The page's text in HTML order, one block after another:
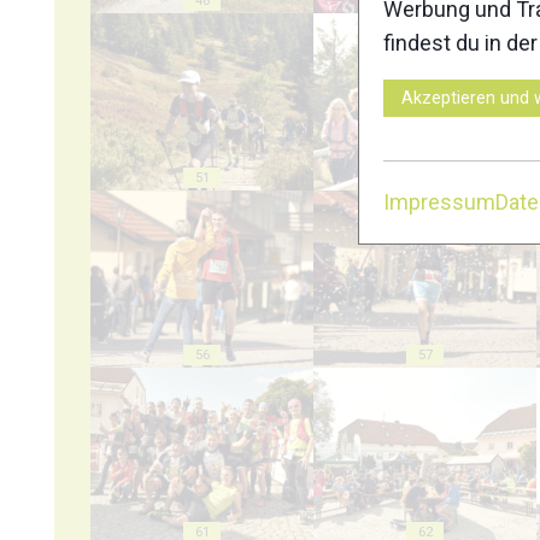
51
56 57
61 62
Werbung und
findest du in der
Akzeptieren und
Impressum